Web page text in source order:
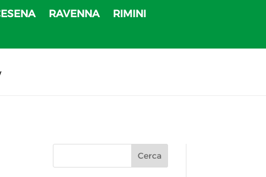
RAVENNA RIMINI